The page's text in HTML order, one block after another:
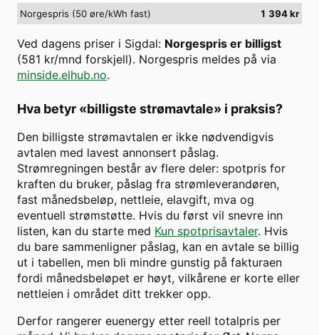
Norgespris (50 øre/kWh fast) 1 394kr
Ved dagens priser i Sigdal: Norgespris er billigst
(581 kr/mnd forskjell). Norgespris meldes på via
minside.elhub.no.
Hva betyr «billigste strømavtale» i praksis?
Den billigste strømavtalen er ikke nødvendigvis
avtalen med lavest annonsert påslag.
Strømregningen består av flere deler: spotpris for
kraften du bruker, påslag fra strømleverandøren,
fast månedsbeløp, nettleie, elavgift, mva og
eventuell strømstøtte. Hvis du først vil snevre inn
listen, kan du starte med Kun spotprisavtaler. Hvis
du bare sammenligner påslag, kan en avtale se billig
ut i tabellen, men bli mindre gunstig på fakturaen
fordi månedsbeløpet er høyt, vilkårene er korte eller
nettleien i området ditt trekker opp.
Derfor rangerer euenergy etter reell totalpris per